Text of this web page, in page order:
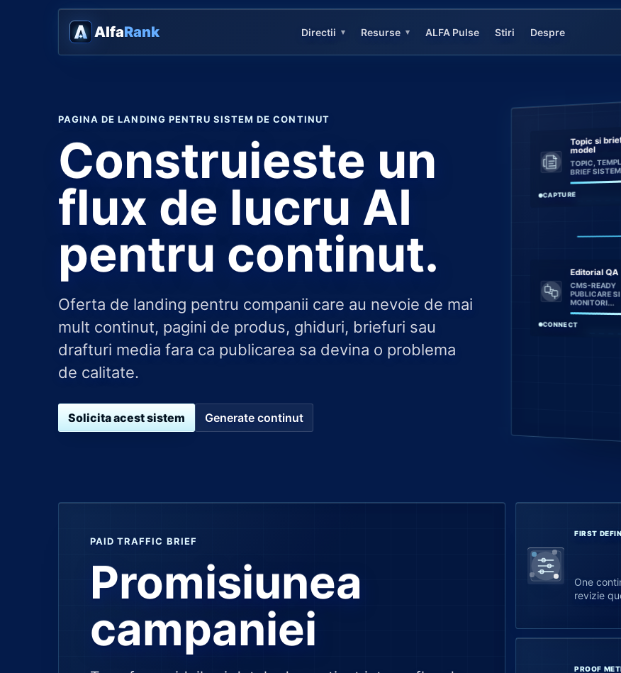
AlfaRank Directii ▾ Resurse ▾ ALFA Pulse Stiri Despre
PAGINA DE LANDING PENTRU SISTEM DE CONTINUT
Construieste un
flux de lucru AI
pentru continut.
Oferta de landing pentru companii care au nevoie de mai
mult continut, pagini de produs, ghiduri, briefuri sau
drafturi media fara ca publicarea sa devina o problema
de calitate.
Solicita acest sistem Generate continut
Topic si
model
TOPIC,
BRIEF SISTEM
CAPTURE
Editorial QA
CMS-READY
PUBLICARE SI
MONITORI...
CONNECT
PAID TRAFFIC BRIEF
Promisiunea
campaniei
FIRST
One
revizie
PROOF